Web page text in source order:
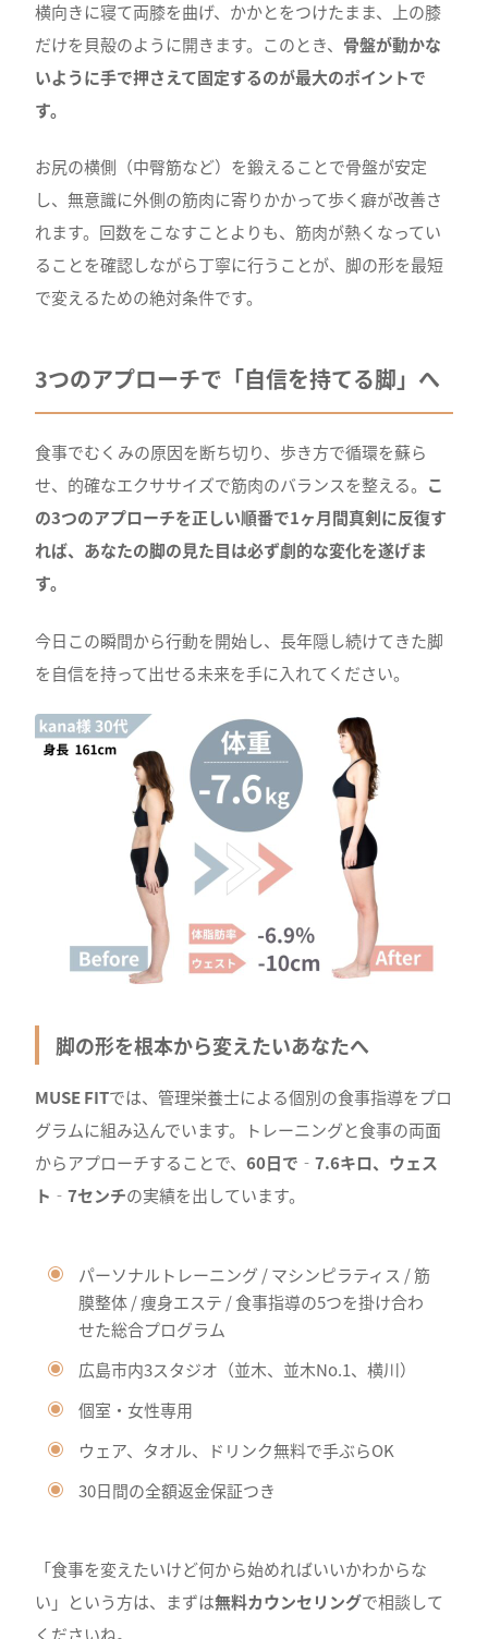
横向きに寝て両膝を曲げ、かかとをつけたまま、上の膝
だけを貝殻のように開きます。このとき、 骨盤が動かな
いように手で押さえて固定するのが最大のポイントで
す。
お尻の横側（中臀筋など）を鍛えることで骨盤が安定
し、無意識に外側の筋肉に寄りかかって歩く癖が改善さ
れます。回数をこなすことよりも、筋肉が熱くなってい
ることを確認しながら丁寧に行うことが、脚の形を最短
で変えるための絶対条件です。
3つのアプローチで「自信を持てる脚」へ
食事でむくみの原因を断ち切り、歩き方で循環を蘇ら
せ、的確なエクササイズで筋肉のバランスを整える。 こ
の3つのアプローチを正しい順番で1ヶ月間真剣に反復す
れば、あなたの脚の見た目は必ず劇的な変化を遂げま
す。
今日この瞬間から行動を開始し、長年隠し続けてきた脚
を自信を持って出せる未来を手に入れてください。
脚の形を根本から変えたいあなたへ
MUSE FITでは、管理栄養士による個別の食事指導をプロ
グラムに組み込んでいます。トレーニングと食事の両面
からアプローチすることで、60日で‐7.6キロ、ウェス
ト‐7センチの実績を出しています。
パーソナルトレーニング / マシンピラティス / 筋
膜整体 / 痩身エステ / 食事指導の5つを掛け合わ
せた総合プログラム
広島市内3スタジオ（並木、並木No.1、横川）
個室・女性専用
ウェア、タオル、ドリンク無料で手ぶらOK
30日間の全額返金保証つき
「食事を変えたいけど何から始めればいいかわからな
い」という方は、まずは無料カウンセリングで相談して
くださいね。